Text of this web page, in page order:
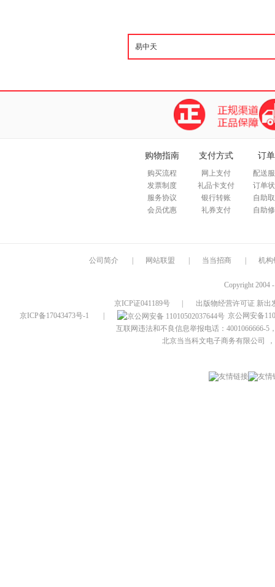
购物指南
购买流程
发票制度
服务协议
会员优惠
支付方式
网上支付
礼品卡支付
银行转账
礼券支付
订
配送
订单
自助
自助
公司简介 网站联盟 当当招商 机构
Copyright 2004
京ICP证041189号
出版物经营许可证 新出
京ICP备17043473号-1
京公网安备
互联网违法和不良信息举报电话：4001066666-5
北京当当科文电子商务有限公司